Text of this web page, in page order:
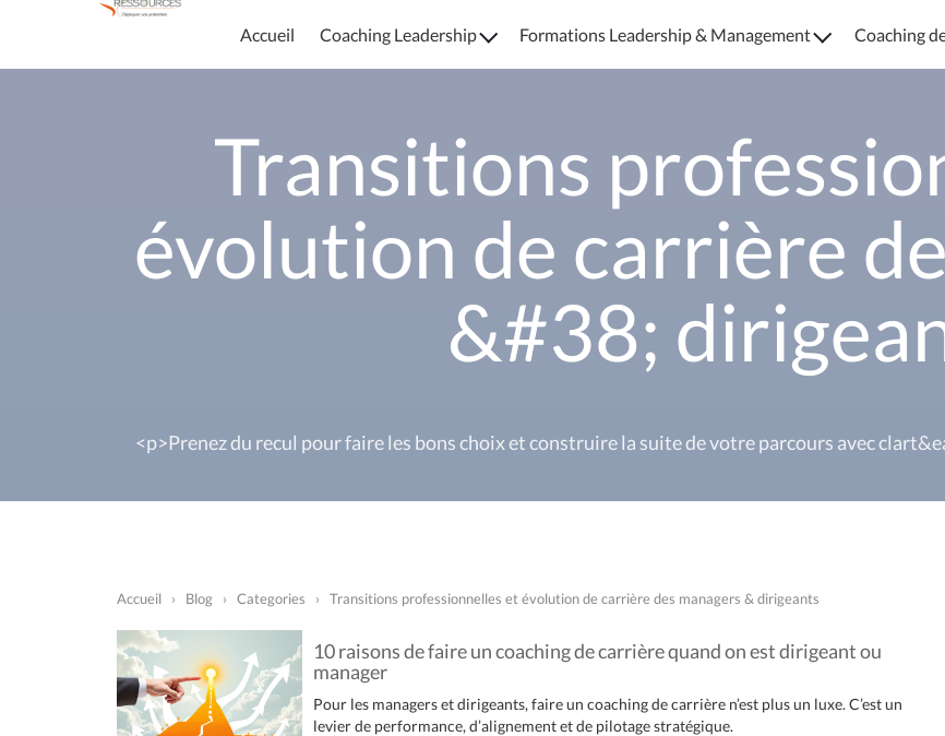
Accueil Coaching Leadership Formations Leadership & Management Coaching
Transitions
évolution de carrière
&#38;
<p>Prenez du recul pour faire les bons choix et construire la suite de votre parcours avec
Accueil › Blog › Categories › Transitions professionnelles et évolution de carrière des managers & dirigeants
10 raisons de faire un coaching de carrière quand on est dirigeant ou
manager
Pour les managers et dirigeants, faire un coaching de carrière n’est plus un luxe. C’est un
levier de performance, d’alignement et de pilotage stratégique.